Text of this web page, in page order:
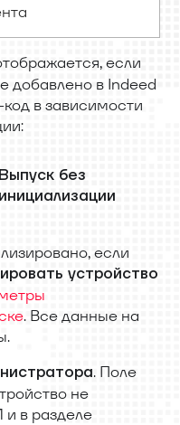
если
добавлено в Indeed
в зависимости
Выпуск без
инициализации
если
устройство
. Все данные на
. Поле
не
и в разделе